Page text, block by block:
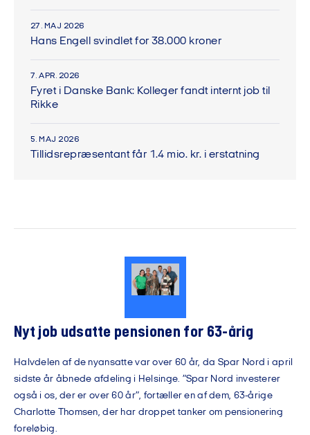
27. MAJ 2026
Hans Engell svindlet for 38.000 kroner
7. APR. 2026
Fyret i Danske Bank: Kolleger fandt internt job til
Rikke
5. MAJ 2026
Tillidsrepræsentant får 1.4 mio. kr. i erstatning
Nyt job udsatte pensionen for 63-årig
Halvdelen af de nyansatte var over 60 år, da Spar Nord i april
sidste år åbnede afdeling i Helsinge. ”Spar Nord investerer
også i os, der er over 60 år”, fortæller en af dem, 63-årige
Charlotte Thomsen, der har droppet tanker om pensionering
foreløbig.